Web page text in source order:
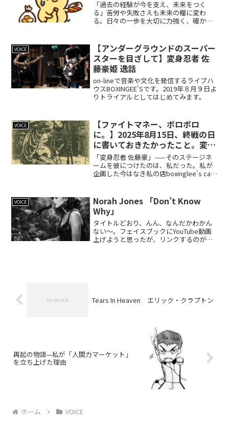
「過去の経験が今を支え、未来をつく
る」――苦労や失敗さえも未来の糧に変わ
る。日々の一歩を大切に力強く、確か
VOICE
【アンダーグラウンドのスーパー
スターを目ざして】変身忍者 佐
藤豪姫 逸話
on-lineで音楽や文化を発信するライブハ
ウスBOXINGEE'Sです。2019年８月９日よ
りトライアルとしてはじめてみます。
VOICE
【ファイトマネー、ボロボロ
に。】2025年8月15日、終戦の日
に書いておきたかったこと。変身
忍者 佐藤豪に、私は。
「変身忍者 佐藤豪」——そのステージネ
ームを彼につけたのは、私だった。私が
企画した今はなき私の店boxinglee's cafe
オンとして、誇りを持ってチャンピオン
ベ...
VOICE
Norah Jones 「Don’t Know
Why」
タイトルどおり、んん、なんだかわかん
ない～。フェイスブックにYouTube動画
上げようと思ったが、リンクするのが月
Tears In Heaven エリック・クラプトン
再起の物語—私が「人間力マーケット」
を立ち上げた理由
ホーム VOICE